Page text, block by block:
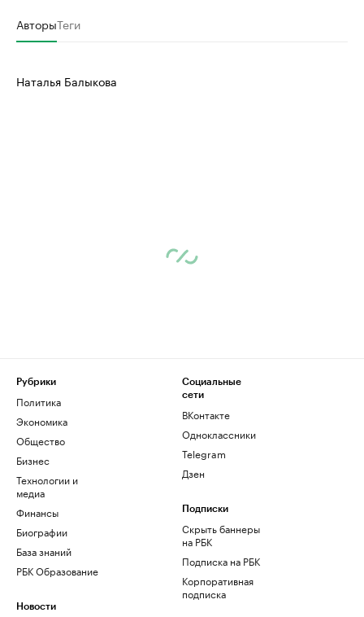
АвторыТеги
Наталья Балыкова
Рубрики
Политика
Экономика
Общество
Бизнес
Технологии и
медиа
Финансы
Биографии
База знаний
РБК Образование
Новости
Социальные
сети
ВКонтакте
Одноклассники
Telegram
Дзен
Подписки
Скрыть баннеры
на РБК
Подписка на РБК
Корпоративная
подписка